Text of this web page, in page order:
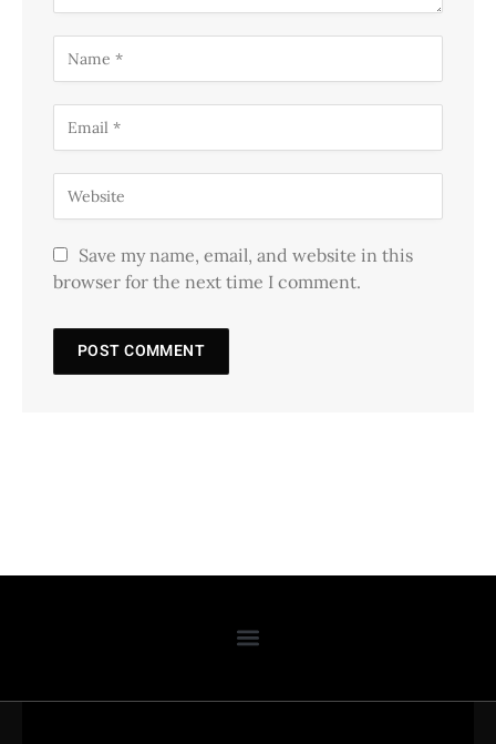
Save my name, email, and website in this
browser for the next time I comment.